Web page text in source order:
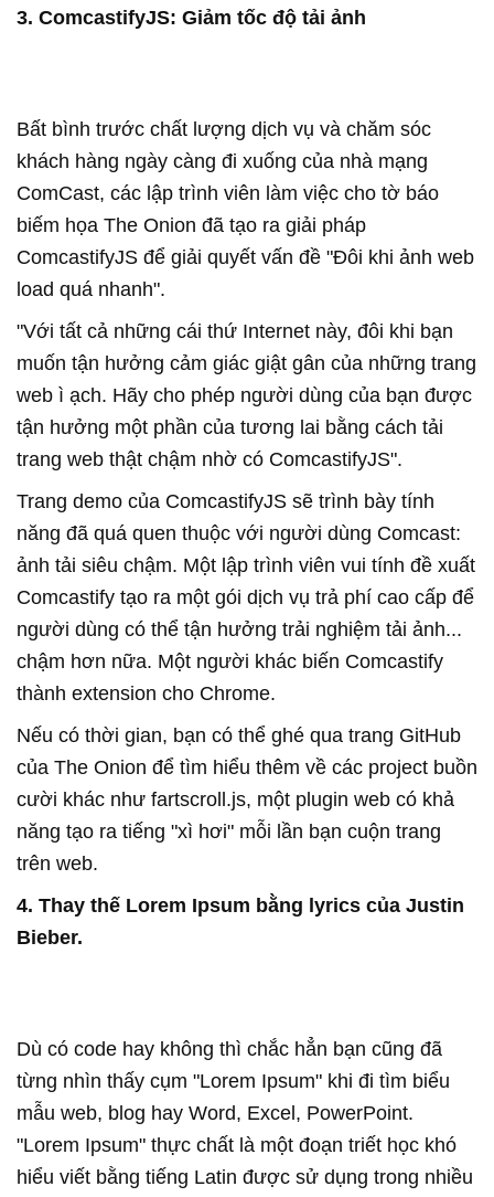
3. ComcastifyJS: Giảm tốc độ tải ảnh
Bất bình trước chất lượng dịch vụ và chăm sóc
khách hàng ngày càng đi xuống của nhà mạng
ComCast, các lập trình viên làm việc cho tờ báo
biếm họa The Onion đã tạo ra giải pháp
ComcastifyJS để giải quyết vấn đề "Đôi khi ảnh web
load quá nhanh".
"Với tất cả những cái thứ Internet này, đôi khi bạn
muốn tận hưởng cảm giác giật gân của những trang
web ì ạch. Hãy cho phép người dùng của bạn được
tận hưởng một phần của tương lai bằng cách tải
trang web thật chậm nhờ có ComcastifyJS".
Trang demo của ComcastifyJS sẽ trình bày tính
năng đã quá quen thuộc với người dùng Comcast:
ảnh tải siêu chậm. Một lập trình viên vui tính đề xuất
Comcastify tạo ra một gói dịch vụ trả phí cao cấp để
người dùng có thể tận hưởng trải nghiệm tải ảnh...
chậm hơn nữa. Một người khác biến Comcastify
thành extension cho Chrome.
Nếu có thời gian, bạn có thể ghé qua trang GitHub
của The Onion để tìm hiểu thêm về các project buồn
cười khác như fartscroll.js, một plugin web có khả
năng tạo ra tiếng "xì hơi" mỗi lần bạn cuộn trang
trên web.
4. Thay thế Lorem Ipsum bằng lyrics của Justin
Bieber.
Dù có code hay không thì chắc hẳn bạn cũng đã
từng nhìn thấy cụm "Lorem Ipsum" khi đi tìm biểu
mẫu web, blog hay Word, Excel, PowerPoint.
"Lorem Ipsum" thực chất là một đoạn triết học khó
hiểu viết bằng tiếng Latin được sử dụng trong nhiều